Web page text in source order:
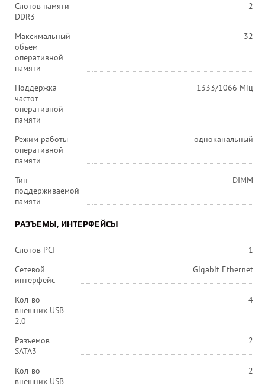
Слотов памяти
DDR3
2
Максимальный
объем
оперативной
памяти
32
Поддержка
частот
оперативной
памяти
1333/1066 МГц
Режим работы
оперативной
памяти
одноканальный
Тип
поддерживаемой
памяти
DIMM
РАЗЪЕМЫ, ИНТЕРФЕЙСЫ
Слотов PCI
1
Сетевой
интерфейс
Gigabit Ethernet
Кол-во
внешних USB
2.0
4
Разъемов
SATA3
2
Кол-во
внешних USB
2